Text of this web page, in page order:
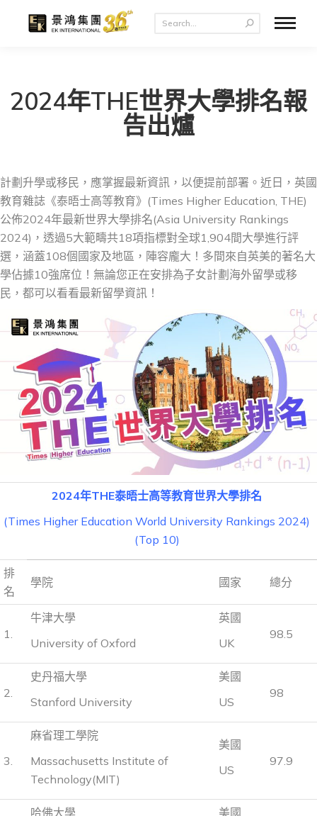
2024年THE世界大學排名報
告出爐
計劃升學或移民，應掌握最新資訊，以便提前部署。近日，英國
教育雜誌《泰晤士高等教育》(Times Higher Education, THE)
公佈2024年最新世界大學排名(Asia University Rankings
2024)，透過5大範疇共18項指標對全球1,904間大學進行評
選，涵蓋108個國家及地區，陣容龐大！多間來自英美的著名大
學佔據10強席位！無論您正在安排為子女計劃海外留學或移
民，都可以看看最新留學資訊！
2024年THE泰晤士高等教育世界大學排名
(Times Higher Education World University Rankings 2024)
(Top 10)
排
名
學院 國家 總分
1.
牛津大學
University of Oxford
英國
UK
98.5
2.
史丹福大學
Stanford University
美國
US
98
3.
麻省理工學院
Massachusetts Institute of
Technology(MIT)
美國
US
97.9
哈佛大學
美國